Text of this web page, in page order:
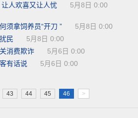
人欢喜又让人忧 5月8日 0:00
须拿饲养员“开刀 ”
5月8日 0:00
民
5月8日 0:00
消费欺诈
5月6日 0:00
有话说 5月6日 0:00
43 44 45 46 >